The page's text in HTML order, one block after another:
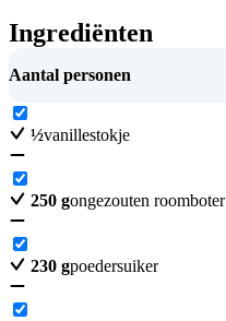
Ingrediënten
Aantal personen
½vanillestokje
250 gongezouten roomboter
230 gpoedersuiker